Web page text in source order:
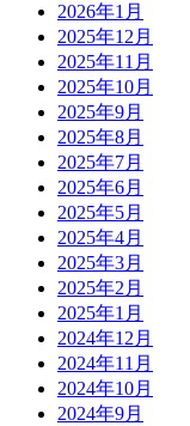
2026年1月
2025年12月
2025年11月
2025年10月
2025年9月
2025年8月
2025年7月
2025年6月
2025年5月
2025年4月
2025年3月
2025年2月
2025年1月
2024年12月
2024年11月
2024年10月
2024年9月